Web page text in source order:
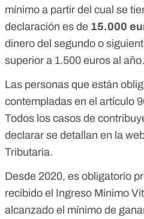
mínimo a partir del cual se
declaración es de 15.000
dinero del segundo o
superior a 1.500 euros al año.
Las personas que están
contempladas en el artículo
Todos los casos de
declarar se detallan en la
Tributaria.
Desde 2020, es obligatorio
recibido el Ingreso Mínimo
alcanzado el mínimo de